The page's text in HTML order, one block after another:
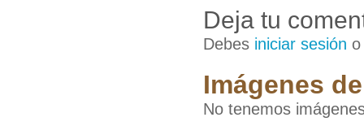
Deja tu
Debes iniciar sesión
Imágenes
No tenemos